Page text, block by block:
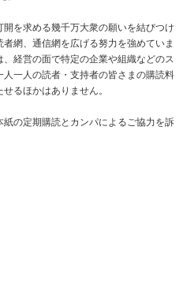
を求める幾千万大衆の願いを結びつけ
網、通信網を広げる努力を強めていま
経営の面で特定の企業や組織などのス
一人の読者・支持者の皆さまの購読料
るほかはありません。
の定期購読とカンパによるご協力を訴